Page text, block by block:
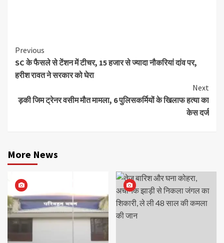
Continue
Reading
Previous
SC के फैसले से टेंशन में टीचर, 15 हजार से ज्यादा नौकरियां दांव पर,
हरीश रावत ने सरकार को घेरा
Next
ड़की जिम ट्रेनर वसीम मौत मामला, 6 पुलिसकर्मियों के खिलाफ हत्या का
केस दर्ज
More News